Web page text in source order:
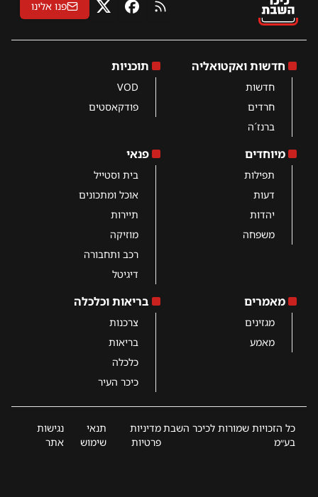
RSS פייסבוקX פנו אלינו
חדשות ואקטואליה
חדשות
חרדים
ברנז´ה
תוכניות
VOD
פודקאסטים
מיוחדים
תפילות
דעות
יהדות
משפחה
פנאי
בית וסטייל
אוכל ומתכונים
תיירות
מוזיקה
רכב ותחבורה
דיגיטל
מאמרים
מגזינים
מאמע
בריאות וכלכלה
צרכנות
בריאות
כלכלה
כיכר העיר
כל הזכויות שמורות לכיכר השבת
בע״מ
מדיניות
פרטיות
תנאי
שימוש
נגישות
אתר